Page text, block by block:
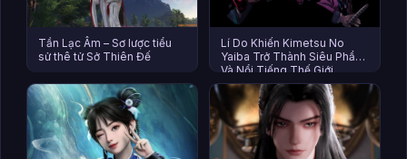
Tần Lạc Âm – Sơ lược tiểu
sử thê tử Sở Thiên Đế
Lí Do Khiến Kimetsu No
Yaiba Trở Thành Siêu Phẩm
Và Nổi Tiếng Thế Giới